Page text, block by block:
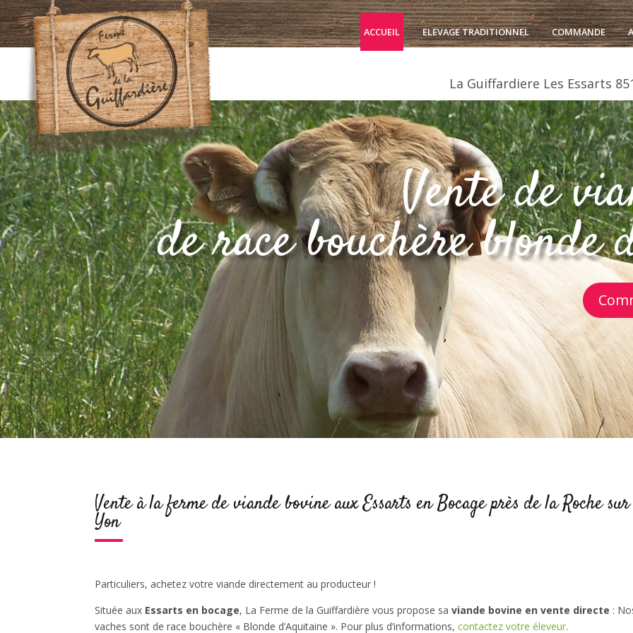
ACCUEIL ELEVAGE TRADITIONNEL COMMANDE
La Guiffardiere Les Essarts
Vente de
de race bouchère blonde
Vente à la ferme de viande bovine aux Essarts en Bocage près de la Roche sur
Yon
Particuliers, achetez votre viande directement au producteur !
Située aux Essarts en bocage, La Ferme de la Guiffardière vous propose saviande bovine en vente directe :
vaches sont de race bouchère « Blonde d’Aquitaine ». Pour plus d’informations,contactez votre éleveur.